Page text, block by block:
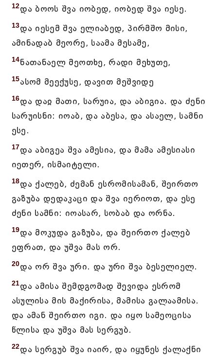
12და ბოოს შვა იობედ, იობედ შვა იესე.
13და იესემ შვა ელიაბედ, პირმშო მისი,
ამინადაბ მეორე, საამა მესამე,
14ნათანაელ მეოთხე, რადი მეხუთე,
15ასომ მეექუსე, დავით მეშვიდე
16და დაჲ მათი, სარუია, და აბიგია. და ძენი
სარუისნი: იოაბ, და აბესა, და ასაელ, სამნი
ესე.
17და აბიგეა შვა ამესია, და მამა ამესიასი
იეთერ, ისმაიტელი.
18და ქალებ, ძემან ესრომისამან, შეირთო
გაზუბა დედაკაცი და შვა იერიოთ, და ესე
ძენი სამნი: იოასარ, სობაბ და ორნა.
19და მოკუდა გაზუბა, და შეირთო ქალებ
ეფრათ, და უშვა მას ორ.
20და ორ შვა ური. და ური შვა ბესელიელ.
21და ამისა შემდგომად შევიდა ესრომ
ასულისა მის მაქირისა, მამისა გალაამისა.
და ამან შეირთო იგი. და იყო სამეოცისა
წლისა და უშვა მას სერგუბ.
22და სერგუბ შვა იაირ, და იყუნეს ქალაქნი